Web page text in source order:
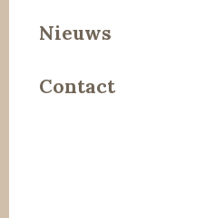
Leer
Steen
Nieuws
Contact